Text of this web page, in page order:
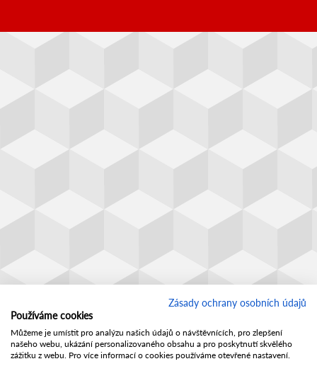
Zásady ochrany osobních údajů
Používáme cookies
Můžeme je umístit pro analýzu našich údajů o návštěvnících, pro zlepšení
našeho webu, ukázání personalizovaného obsahu a pro poskytnutí skvělého
zážitku z webu. Pro více informací o cookies používáme otevřené nastavení.